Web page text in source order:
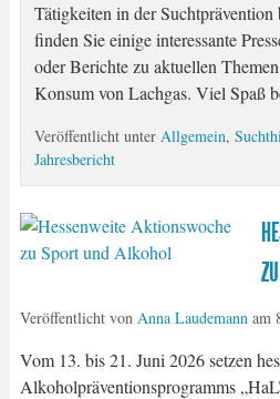
Tätigkeiten in der Suchtprävention
finden Sie einige interessante
oder Berichte zu aktuellen
Konsum von Lachgas. Viel Spaß
Veröffentlicht unter Allgemein,
Jahresbericht
Veröffentlicht von Anna Laudemann am
Vom 13. bis 21. Juni 2026 setzen
Alkoholpräventionsprogramms